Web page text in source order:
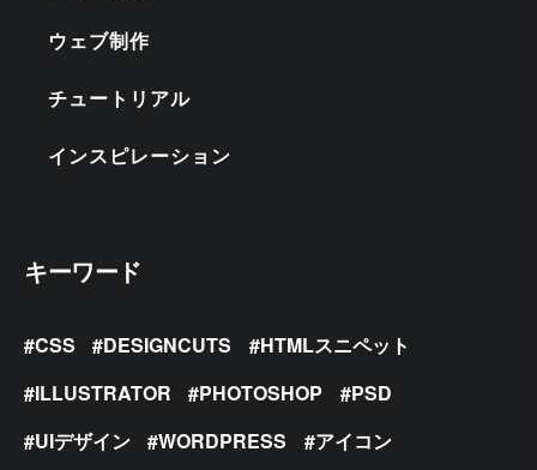
ウェブ制作
チュートリアル
インスピレーション
キーワード
CSS DESIGNCUTS
HTMLスニペット
ILLUSTRATOR
PHOTOSHOP
PSD
UIデザイン
WORDPRESS
アイコン